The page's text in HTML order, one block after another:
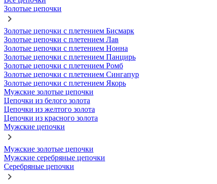
Золотые цепочки
Золотые цепочки с плетением Бисмарк
Золотые цепочки с плетением Лав
Золотые цепочки с плетением Нонна
Золотые цепочки с плетением Панцирь
Золотые цепочки с плетением Ромб
Золотые цепочки с плетением Сингапур
Золотые цепочки с плетением Якорь
Мужские золотые цепочки
Цепочки из белого золота
Цепочки из желтого золота
Цепочки из красного золота
Мужские цепочки
Мужские золотые цепочки
Мужские серебряные цепочки
Серебряные цепочки